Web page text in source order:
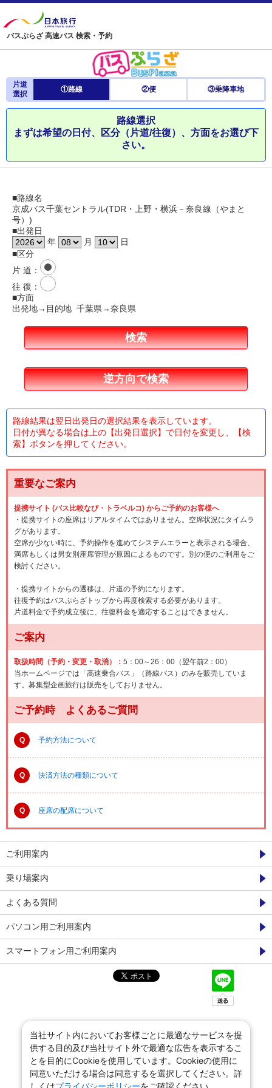
バスぷらざ 高速バス 検索・予約
片道
選択
①路線 ②便 ③乗降車地
路線選択
まずは希望の日付、区分（片道/往復）、方面をお選び下
さい。
■路線名
京成バス千葉セントラル(TDR・上野・横浜－奈良線（やまと
号）)
■出発日
年
月
日
■区分
片 道 ：
往 復 ：
■方面
出発地→目的地 千葉県→奈良県
路線結果は翌日出発日の選択結果を表示しています。
日付が異なる場合は上の【出発日選択】で日付を変更し、【検
索】ボタンを押してください。
重要なご案内
提携サイト (バス比較なび・トラベルコ) からご予約のお客様へ
・提携サイトの座席はリアルタイムではありません。空席状況にタイムラ
グがあります。
空席が少ない時に、予約操作を進めてシステムエラーと表示される場合、
満席もしくは男女別座席管理が原因によるものです。別の便のご利用をご
検討ください。
・提携サイトからの遷移は、片道の予約になります。
往復予約はバスぷらざトップから再度検索する必要があります。
片道料金で予約成立後に、往復料金を適応することはできません。
ご案内
取扱時間（予約・変更・取消）： 5：00～26：00（翌午前2：00）
当ホームページでは「高速乗合バス」（路線バス）のみを販売していま
す。募集型企画旅行は販売をしておりません。
ご予約時 よくあるご質問
Q 予約方法について
Q 決済方法の種類について
Q 座席の配席について
ご利用案内
乗り場案内
よくある質問
パソコン用ご利用案内
スマートフォン用ご利用案内
当社サイト内においてお客様ごとに最適なサービスを提
供する目的及び当社サイト外で最適な広告を表示するこ
とを目的にCookieを使用しています。Cookieの使用に
同意いただける場合は同意するを選択してください。詳
しくはプライバシーポリシーをご確認ください。